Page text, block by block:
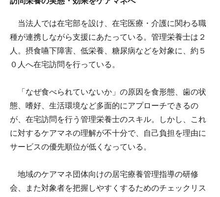
当法人では在宅部を設け、在宅医療・介護に関わる職
種が連携しながら支援にあたっている。管理栄養士は２
人。摂食嚥下障害、低栄養、糖尿病などを対象に、約５
０人へ在宅訪問を行っている。
「なぜ食べられていないか」の原因を食形態、歯の状
態、嗜好、生活環境など多面的にアプローチできるの
が、在宅訪問を行う管理栄養士のスキル。しかし、これ
に対するケアマネの理解が不十分で、自己負担を理由に
サービスの優先順位が低くなっている。
地域のケアマネ団体向けの居宅療養管理指導の研修
会、また対象者を把握しやすくするためのチェックリス